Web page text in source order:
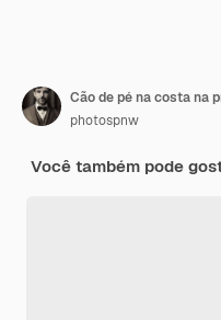
Cão de pé na costa na
photospnw
Você também pode